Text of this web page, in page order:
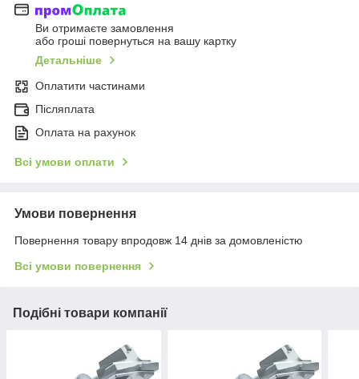
Ви отримаєте замовлення
або гроші повернуться на вашу картку
Детальніше
Оплатити частинами
Післяплата
Оплата на рахунок
Всі умови оплати
Умови повернення
Повернення товару впродовж 14 днів за домовленістю
Всі умови повернення
Подібні товари компанії